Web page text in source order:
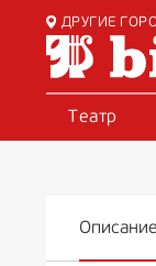
ДРУГИЕ
Театр
Описание